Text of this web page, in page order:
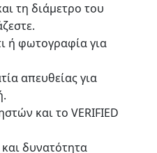
τη διάμετρο του
ή φωτογραφία για
απευθείας για
και το VERIFIED
δυνατότητα